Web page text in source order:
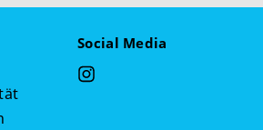
Social Media